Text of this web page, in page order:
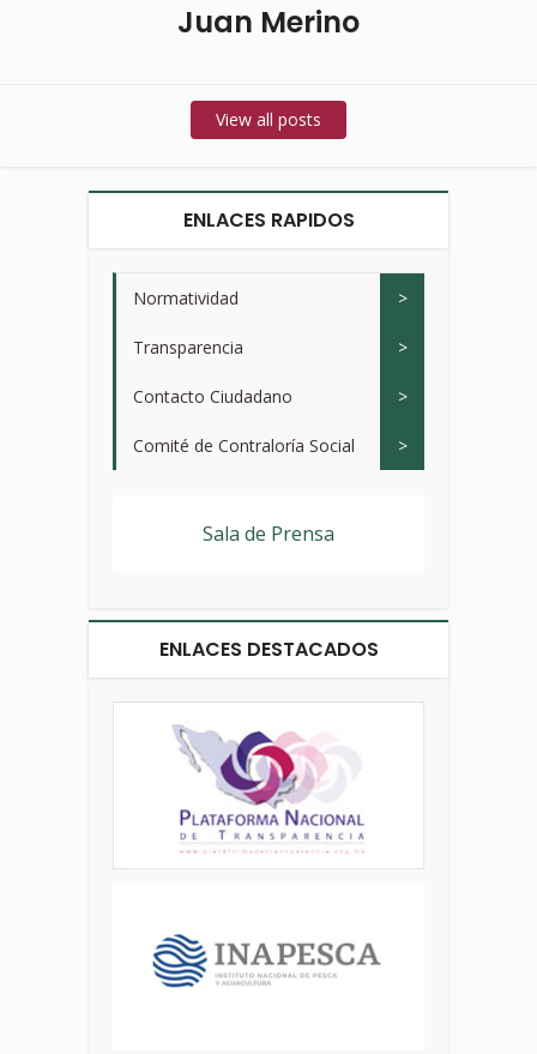
Juan Merino
View all posts
ENLACES RAPIDOS
Normatividad >
Transparencia >
Contacto Ciudadano >
Comité de Contraloría Social >
Sala de Prensa
ENLACES DESTACADOS